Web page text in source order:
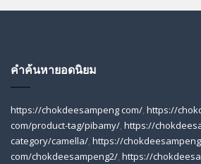
คำค้นหายอดนิยม
https://chokdeesampeng com/, https://
com/product-tag/pibamy/, https://
category/camella/, https://chokdeesampeng
com/chokdeesampeng2/, https://